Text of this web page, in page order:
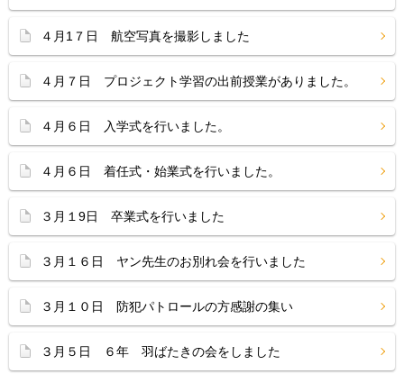
４月1７日 航空写真を撮影しました
４月７日 プロジェクト学習の出前授業がありました。
４月６日 入学式を行いました。
４月６日 着任式・始業式を行いました。
３月１9日 卒業式を行いました
３月１６日 ヤン先生のお別れ会を行いました
３月１０日 防犯パトロールの方感謝の集い
３月５日 ６年 羽ばたきの会をしました